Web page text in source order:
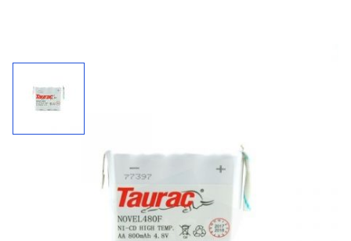
Accupack 480F / 4,8 V - 800 mAh
Kies uw connector bij "'meer informatie"